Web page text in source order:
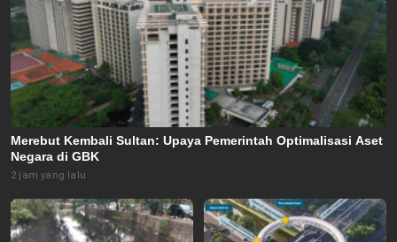
Merebut Kembali Sultan: Upaya Pemerintah Optimalisasi Aset
Negara di GBK
2 jam yang lalu